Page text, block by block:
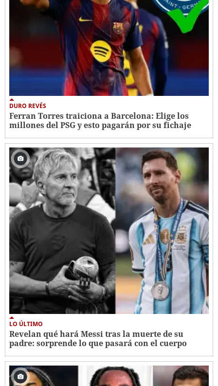
DURO REVÉS
Ferran Torres traiciona a Barcelona: Elige los
millones del PSG y esto pagarán por su fichaje
LO ÚLTIMO
Revelan qué hará Messi tras la muerte de su
padre: sorprende lo que pasará con el cuerpo